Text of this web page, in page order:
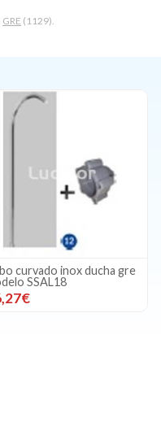
GRE (1129).
curvado inox ducha gre
SSAL18